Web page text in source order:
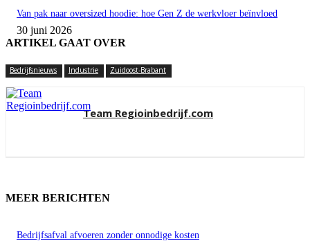
Van pak naar oversized hoodie: hoe Gen Z de werkvloer beïnvloed
30 juni 2026
ARTIKEL GAAT OVER
Bedrijfsnieuws Industrie Zuidoost-Brabant
Team Regioinbedrijf.com
MEER BERICHTEN
Bedrijfsafval afvoeren zonder onnodige kosten